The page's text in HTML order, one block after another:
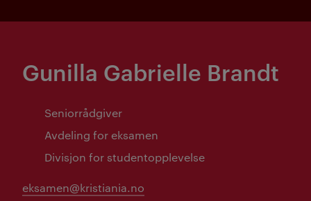
Gunilla Gabrielle Brandt
Seniorrådgiver
Avdeling for eksamen
Divisjon for studentopplevelse
eksamen@kristiania.no